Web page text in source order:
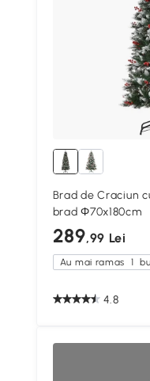
Brad de Craciun
brad Φ70x180cm
289,99 Lei
Au mai ramas 1
4.8